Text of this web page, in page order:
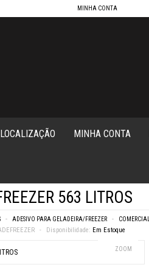
MINHA CONTA
LOCALIZAÇÃO MINHA CONTA
VOLTAR
563 LITROS
ADESIVO PARA GELADEIRA/FREEZER COMERCIAL
Disponibilidade: Em Estoque
ZOOM